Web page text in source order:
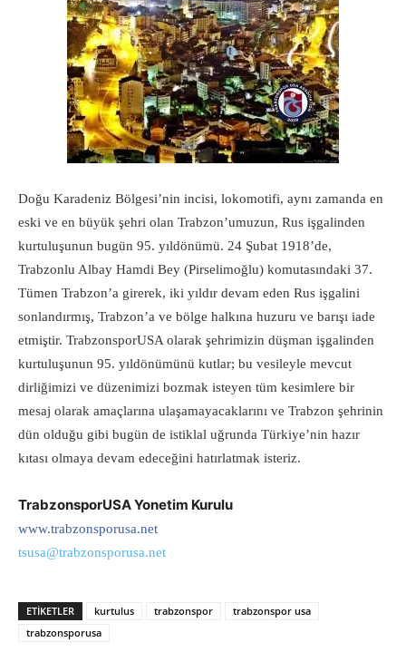
Doğu Karadeniz Bölgesi’nin incisi, lokomotifi, aynı zamanda en
eski ve en büyük şehri olan Trabzon’umuzun, Rus işgalinden
kurtuluşunun bugün 95. yıldönümü. 24 Şubat 1918’de,
Trabzonlu Albay Hamdi Bey (Pirselimoğlu) komutasındaki 37.
Tümen Trabzon’a girerek, iki yıldır devam eden Rus işgalini
sonlandırmış, Trabzon’a ve bölge halkına huzuru ve barışı iade
etmiştir. TrabzonsporUSA olarak şehrimizin düşman işgalinden
kurtuluşunun 95. yıldönümünü kutlar; bu vesileyle mevcut
dirliğimizi ve düzenimizi bozmak isteyen tüm kesimlere bir
mesaj olarak amaçlarına ulaşamayacaklarını ve Trabzon şehrinin
dün olduğu gibi bugün de istiklal uğrunda Türkiye’nin hazır
kıtası olmaya devam edeceğini hatırlatmak isteriz.
TrabzonsporUSA Yonetim Kurulu
www.trabzonsporusa.net
tsusa@trabzonsporusa.net
ETIKETLER kurtulus trabzonspor
trabzonspor usa
trabzonsporusa